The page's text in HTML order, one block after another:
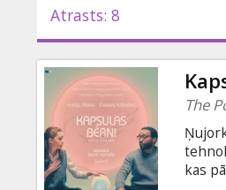
Pasākumi
Ziņas
Dāvanu
kartes
Atrasts: 8
The
kas